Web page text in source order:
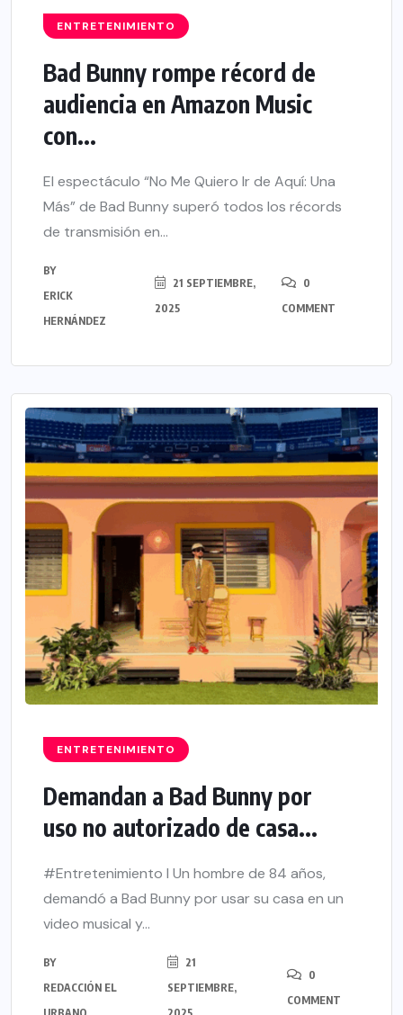
ENTRETENIMIENTO
Bad Bunny rompe récord de
audiencia en Amazon Music
con...
El espectáculo “No Me Quiero Ir de Aquí: Una
Más” de Bad Bunny superó todos los récords
de transmisión en...
BY
ERICK
HERNÁNDEZ
21 SEPTIEMBRE,
2025
0
COMMENT
ENTRETENIMIENTO
Demandan a Bad Bunny por
uso no autorizado de casa...
#Entretenimiento l Un hombre de 84 años,
demandó a Bad Bunny por usar su casa en un
video musical y...
BY
REDACCIÓN EL
21
SEPTIEMBRE,
0
COMMENT